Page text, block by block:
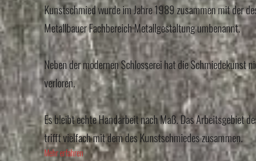
Kunstschmied wurde im Jahre 1989 zusammen mit der
Metallbauer Fachbereich Metallgestaltung umbenannt.
Neben der modernen Schlosserei hat die Schmiedekunst
verloren.
Es bleibt echte Handarbeit nach Maß. Das Arbeitsgebiet
trifft vielfach mit dem des Kunstschmiedes zusammen.
Mehr erfahren